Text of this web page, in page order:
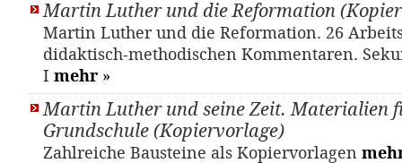
Martin Luther und die Reformation
Martin Luther und die Reformation. 26
didaktisch-methodischen Kommentaren.
I mehr »
Martin Luther und seine Zeit. Materialien
Grundschule (Kopiervorlage)
Zahlreiche Bausteine als Kopiervorlagen